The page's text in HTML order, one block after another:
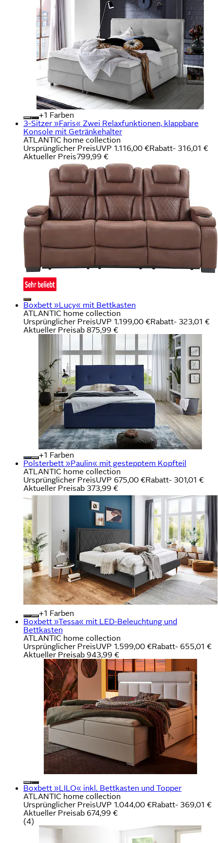
+
Farben
3-Sitzer »Faris« Zwei Relaxfunktionen, klappbare
Konsole mit Getränkehalter
ATLANTIC home collection
Ursprünglicher PreisUVP 1.116,00 €Rabatt- 316,01 €
Aktueller Preis799,99 €
Boxbett »Lucy« mit Bettkasten
ATLANTIC home collection
Ursprünglicher PreisUVP 1.199,00 €Rabatt- 323,01 €
Aktueller Preisab 875,99 €
+
Farben
Polsterbett »Paulin« mit gestepptem Kopfteil
ATLANTIC home collection
Ursprünglicher PreisUVP 675,00 €Rabatt- 301,01 €
Aktueller Preisab 373,99 €
+
Farben
Boxbett »Tessa« mit LED-Beleuchtung und
Bettkasten
ATLANTIC home collection
Ursprünglicher PreisUVP 1.599,00 €Rabatt- 655,01 €
Aktueller Preisab 943,99 €
Boxbett »LILO« inkl. Bettkasten und Topper
ATLANTIC home collection
Ursprünglicher PreisUVP 1.044,00 €Rabatt- 369,01 €
Aktueller Preisab 674,99 €
(4)